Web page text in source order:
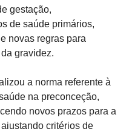
gestação,
de saúde primários,
novas regras para
gravidez.
a norma referente à
na preconceção,
novos prazos para a
critérios de